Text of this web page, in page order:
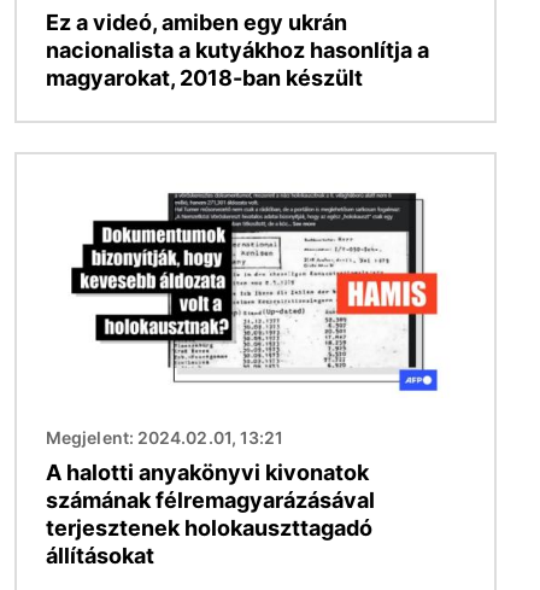
Ez a videó, amiben egy ukrán
nacionalista a kutyákhoz hasonlítja a
magyarokat, 2018-ban készült
Megjelent: 2024.02.01, 13:21
A halotti anyakönyvi kivonatok
számának félremagyarázásával
terjesztenek holokauszttagadó
állításokat